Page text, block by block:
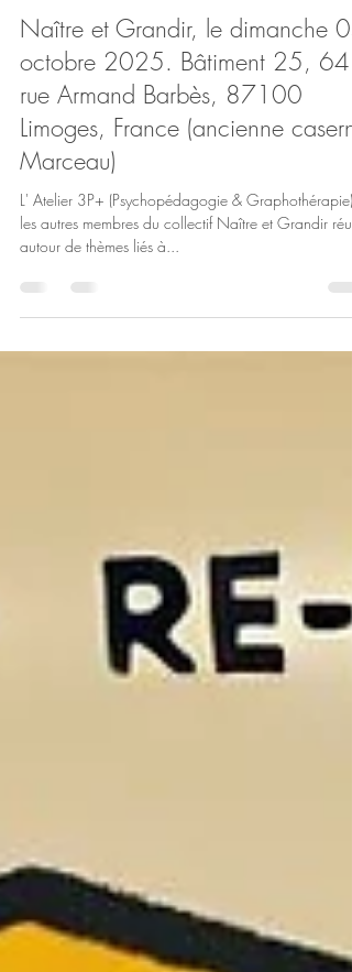
Sandra GUIDINI
29 sept. 2025
2 min de lecture
Naître et Grandir, le dimanche 05
octobre 2025. Bâtiment 25, 64
rue Armand Barbès, 87100
Limoges, France (ancienne caserne
autour de thèmes liés à...